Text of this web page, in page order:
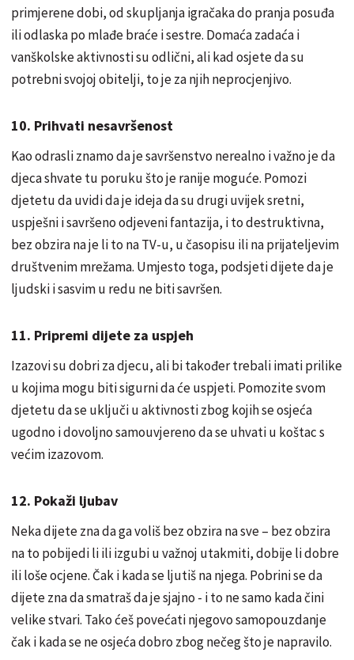
primjerene dobi, od skupljanja igračaka do pranja posuđa
ili odlaska po mlađe braće i sestre. Domaća zadaća i
vanškolske aktivnosti su odlični, ali kad osjete da su
potrebni svojoj obitelji, to je za njih neprocjenjivo.
10. Prihvati nesavršenost
Kao odrasli znamo da je savršenstvo nerealno i važno je da
djeca shvate tu poruku što je ranije moguće. Pomozi
djetetu da uvidi da je ideja da su drugi uvijek sretni,
uspješni i savršeno odjeveni fantazija, i to destruktivna,
bez obzira na je li to na TV-u, u časopisu ili na prijateljevim
društvenim mrežama. Umjesto toga, podsjeti dijete da je
ljudski i sasvim u redu ne biti savršen.
11. Pripremi dijete za uspjeh
Izazovi su dobri za djecu, ali bi također trebali imati prilike
u kojima mogu biti sigurni da će uspjeti. Pomozite svom
djetetu da se uključi u aktivnosti zbog kojih se osjeća
ugodno i dovoljno samouvjereno da se uhvati u koštac s
većim izazovom.
12. Pokaži ljubav
Neka dijete zna da ga voliš bez obzira na sve – bez obzira
na to pobijedi li ili izgubi u važnoj utakmiti, dobije li dobre
ili loše ocjene. Čak i kada se ljutiš na njega. Pobrini se da
dijete zna da smatraš da je sjajno - i to ne samo kada čini
velike stvari. Tako ćeš povećati njegovo samopouzdanje
čak i kada se ne osjeća dobro zbog nečeg što je napravilo.